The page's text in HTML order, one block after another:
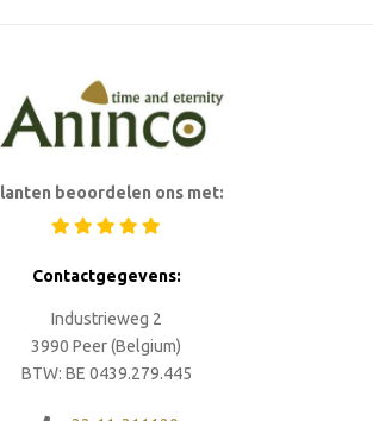
beoordelen ons met:
Contactgegevens:
Industrieweg 2
3990 Peer (Belgium)
BTW: BE 0439.279.445